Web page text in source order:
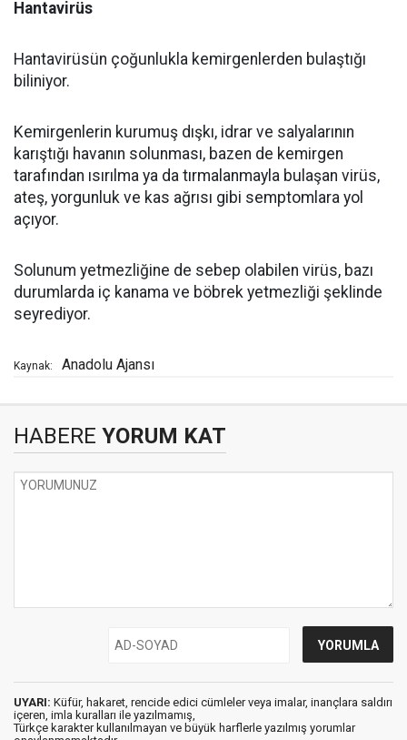
Hantavirüs
Hantavirüsün çoğunlukla kemirgenlerden bulaştığı
biliniyor.
Kemirgenlerin kurumuş dışkı, idrar ve salyalarının
karıştığı havanın solunması, bazen de kemirgen
tarafından ısırılma ya da tırmalanmayla bulaşan virüs,
ateş, yorgunluk ve kas ağrısı gibi semptomlara yol
açıyor.
Solunum yetmezliğine de sebep olabilen virüs, bazı
durumlarda iç kanama ve böbrek yetmezliği şeklinde
seyrediyor.
Kaynak: Anadolu Ajansı
HABERE YORUM KAT
UYARI: Küfür, hakaret, rencide edici cümleler veya imalar, inançlara saldırı
içeren, imla kuralları ile yazılmamış,
Türkçe karakter kullanılmayan ve büyük harflerle yazılmış yorumlar